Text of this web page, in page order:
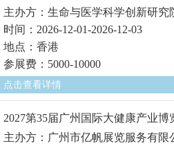
主办方：生命与医学科学创新研究
时间：2026-12-01-2026-12-03
地点：香港
参展费：5000-10000
点击查看详情
2027第35届广州国际大健康产业博
主办方：广州市亿帆展览服务有限